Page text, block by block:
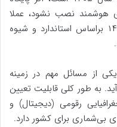
هوشمند نصب نشود، عملا
اجرای سرشماری ثبتی مبنا در سال ۱۴۰۵ براساس استاندارد و شیوه
از مسائل مهم در زمینه
به طور کلی قابلیت تعیین
رقومی (دیجیتال) و
بی‌شماری برای کشور دارد.